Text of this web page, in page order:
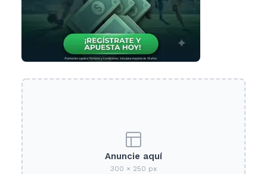
Anuncie aquí
300 × 250 px